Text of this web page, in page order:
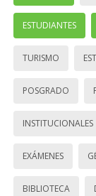
ESTUDIANTES
TURISMO
POSGRADO
INSTITUCIONALES
EXÁMENES
BIBLIOTECA